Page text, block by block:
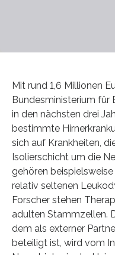
Mit rund 1,6 Millionen
Bundesministerium für
in den nächsten drei
bestimmte
sich auf Krankheiten,
Isolierschicht um die
gehören
relativ seltenen
Forscher stehen
adulten Stammzellen.
dem als externer
beteiligt ist, wird vom